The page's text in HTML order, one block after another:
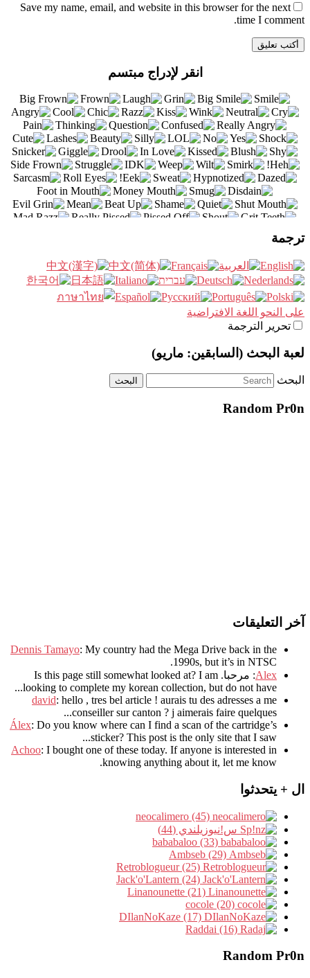
Save my name, email, and website in this browser for the next
time I comment.
انقر لإدراج مبتسم
ترجمة
على النحو اللغة الافتراضية
تحرير الترجمة
لعبة البحث (السابقين: ماريو)
البحث
Random Pr0n
آخر التعليقات
Dennis Tamayo: My country had the Mega Drive back in the
1990s, but it’s in NTSC
.
Alex: مرحبا. Is this page still somewhat looked at? I am
looking to complete my korean collection, but do not have..
.
david: hello , tres bel article ! aurais tu des adresses a me
conseiller sur canton ? j aimerais faire quelques..
.
Álex: Do you know where can I find a scan of the cartridge’s
sticker? This post is the only site that I saw...
Achoo: I bought one of these today. If anyone is interested in
knowing anything about it, let me know.
ال + يتحدثوا
س!نيوزيلندي (44)
Random Pr0n